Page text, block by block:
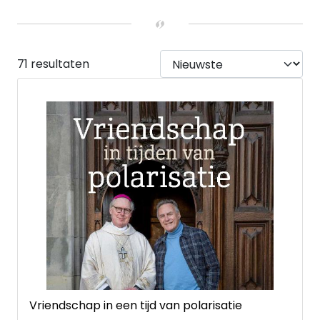
Ja (2)
Hardback
Paperback (56)
71 resultaten
Vriendschap in een tijd van polarisatie